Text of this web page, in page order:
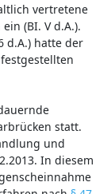
vertretene
(BI. V d.A.).
d.A.) hatte der
statt.
und
In diesem